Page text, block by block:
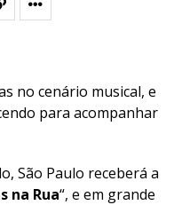
no cenário musical, e
para acompanhar
São Paulo receberá a
na Rua“, e em grande